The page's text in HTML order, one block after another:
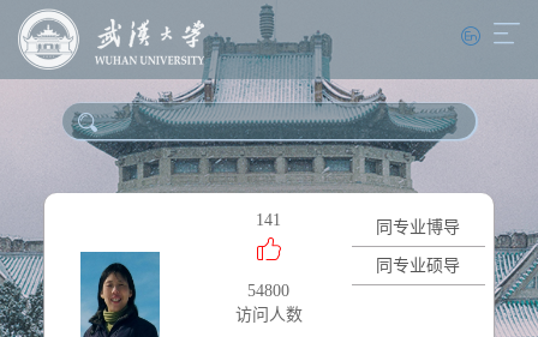
141
54800
访问人数
同专业博导
同专业硕导